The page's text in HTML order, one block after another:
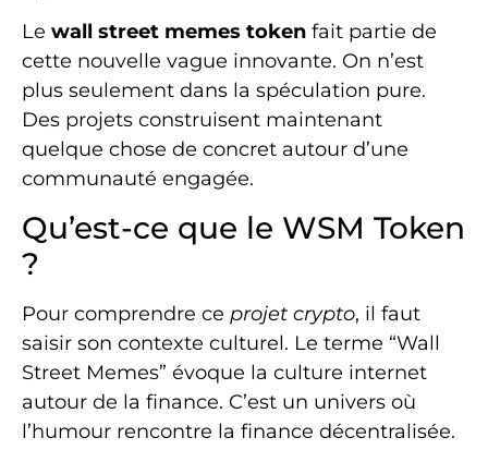
Le wall street memes token fait partie de
cette nouvelle vague innovante. On n’est
plus seulement dans la spéculation pure.
Des projets construisent maintenant
quelque chose de concret autour d’une
communauté engagée.
Qu’est-ce que le WSM Token
?
Pour comprendre ce projet crypto, il faut
saisir son contexte culturel. Le terme “Wall
Street Memes” évoque la culture internet
autour de la finance. C’est un univers où
l’humour rencontre la finance décentralisée.